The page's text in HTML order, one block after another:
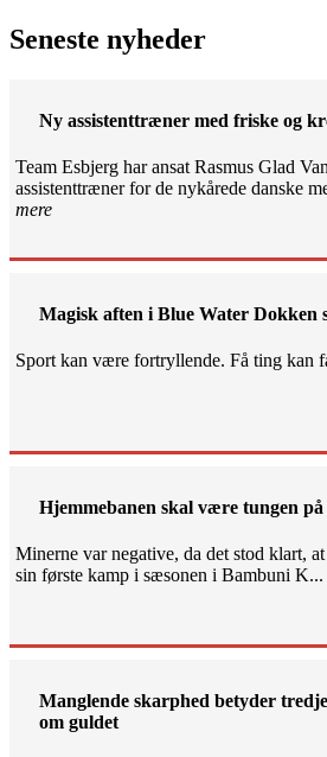
Seneste nyheder
Ny assistenttræner med friske og
Team Esbjerg har ansat Rasmus Glad
assistenttræner for de nykårede danske
mere
Magisk aften i Blue Water Dokken
Sport kan være fortryllende. Få ting kan
Hjemmebanen skal være tungen
Minerne var negative, da det stod klart,
sin første kamp i sæsonen i Bambuni K...
Manglende skarphed betyder
om guldet